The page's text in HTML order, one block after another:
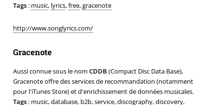
Tags: music, lyrics,free,gracenote
http://www.songlyrics.com/
Gracenote
Aussi connue sous le nom CDDB (Compact Disc Data Base),
Gracenote offre des services de recommandation (notamment
pour l'iTunes Store) et d'enrichissement de données musicales.
Tags: music,database, b2b,service,discography,discovery,